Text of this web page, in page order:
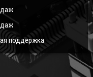
поддержка